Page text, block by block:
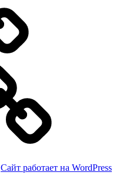
Сайт работает на WordPress